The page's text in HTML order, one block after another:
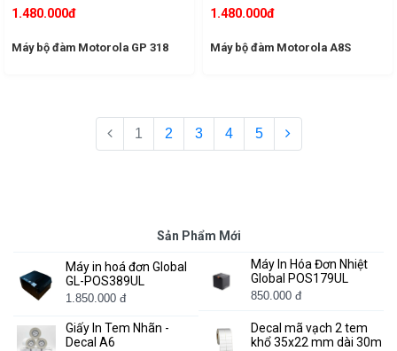
Sản Phẩm Mới
Máy in hoá đơn Global
GL-POS389UL
1.850.000 đ
Máy In Hóa Đơn Nhiệt
Global POS179UL
850.000 đ
Giấy In Tem Nhãn -
Decal A6
Decal mã vạch 2 tem
khổ 35x22 mm dài 30m
1.480.000đ
Máy bộ đàm Motorola GP 318
1.480.000đ
Máy bộ đàm Motorola A8S
1 2 3 4 5